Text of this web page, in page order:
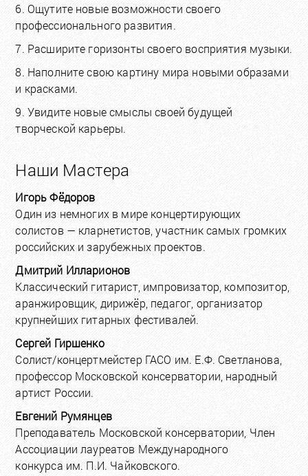
6. Ощутите новые возможности своего
профессионального развития.
7. Расширите горизонты своего восприятия музыки.
8. Наполните свою картину мира новыми образами
и красками.
9. Увидите новые смыслы своей будущей
творческой карьеры.
Наши Мастера
Игорь Фёдоров
Один из немногих в мире концертирующих
солистов — кларнетистов, участник самых громких
российских и зарубежных проектов.
Дмитрий Илларионов
Классический гитарист, импровизатор, композитор,
аранжировщик, дирижёр, педагог, организатор
крупнейших гитарных фестивалей.
Сергей Гиршенко
Солист/концертмейстер ГАСО им. Е.Ф. Светланова,
профессор Московской консерватории, народный
артист России.
Евгений Румянцев
Преподаватель Московской консерватории, Член
Ассоциации лауреатов Международного
конкурса им. П.И. Чайковского.